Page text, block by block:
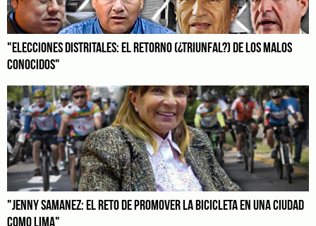
"ELECCIONES DISTRITALES: EL RETORNO (¿TRIUNFAL?) DE LOS MALOS
CONOCIDOS"
"JENNY SAMANEZ: EL RETO DE PROMOVER LA BICICLETA EN UNA CIUDAD
COMO LIMA"